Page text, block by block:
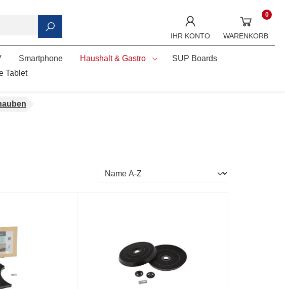
IHR KONTO
0
WARENKORB
Smartphone Haushalt & Gastro
SUP Boards
Tablet